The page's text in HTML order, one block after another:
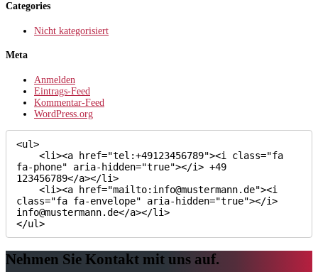
Categories
Nicht kategorisiert
Meta
Anmelden
Eintrags-Feed
Kommentar-Feed
WordPress.org
<ul>
fa-phone" aria-hidden="true"></i> +49
123456789</a></li>
class="fa fa-envelope" aria-hidden="true"></i>
info@mustermann.de</a></li>
</ul>
Nehmen Sie Kontakt mit uns auf.